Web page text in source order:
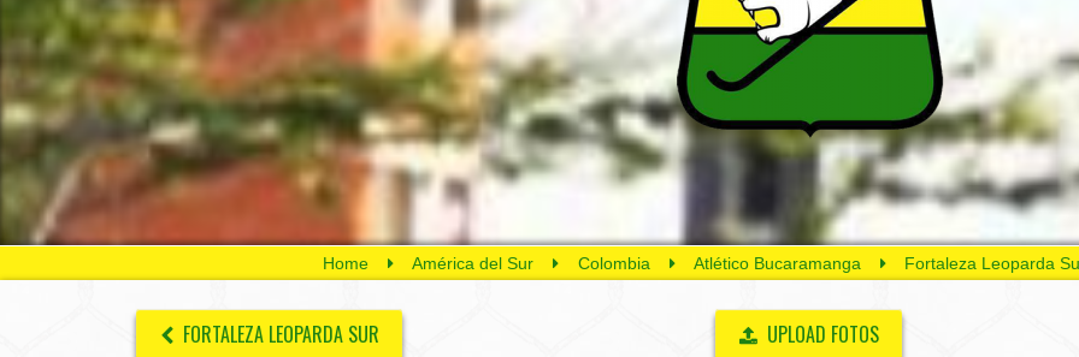
Home América del Sur Colombia Atlético Bucaramanga Fortaleza Leoparda
FORTALEZA LEOPARDA SUR UPLOAD FOTOS